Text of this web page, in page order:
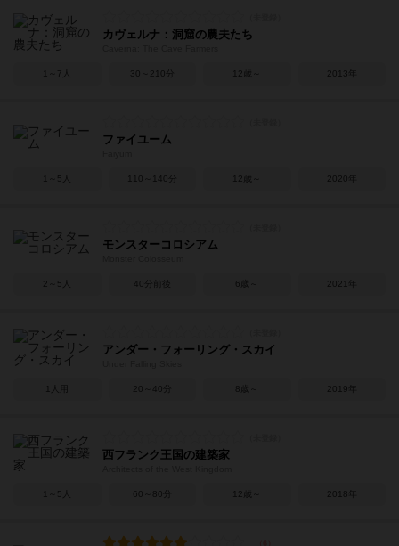
カヴェルナ：洞窟の農夫たち
1～7人 30～210分 12歳～ 2013年
ファイユーム
1～5人 110～140分 12歳～ 2020年
モンスターコロシアム
2～5人 40分前後 6歳～ 2021年
アンダー・フォーリング・スカイ
1人用 20～40分 8歳～ 2019年
西フランク王国の建築家
1～5人 60～80分 12歳～ 2018年